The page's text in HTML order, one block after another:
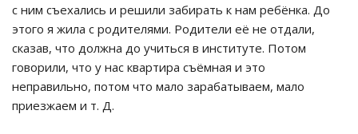
с ним съехались и решили забирать к нам ребёнка. До
этого я жила с родителями. Родители её не отдали,
сказав, что должна до учиться в институте. Потом
говорили, что у нас квартира съёмная и это
неправильно, потом что мало зарабатываем, мало
приезжаем и т. Д.